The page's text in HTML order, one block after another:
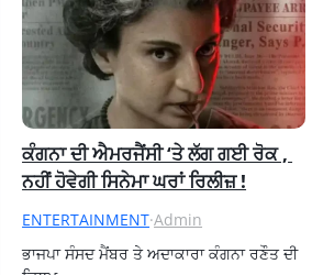
ਕੰਗਨਾ ਦੀ ਐਮਰਜੈਂਸੀ ‘ਤੇ ਲੱਗ ਗਈ ਰੋਕ ,
ਨਹੀਂ ਹੋਵੇਗੀ ਸਿਨੇਮਾ ਘਰਾਂ ਰਿਲੀਜ਼ !
ENTERTAINMENT·Admin
ਭਾਜਪਾ ਸੰਸਦ ਮੈਂਬਰ ਤੇ ਅਦਾਕਾਰਾ ਕੰਗਨਾ ਰਣੌਤ ਦੀ